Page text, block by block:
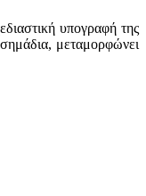
υπογραφή της
μεταμορφώνει